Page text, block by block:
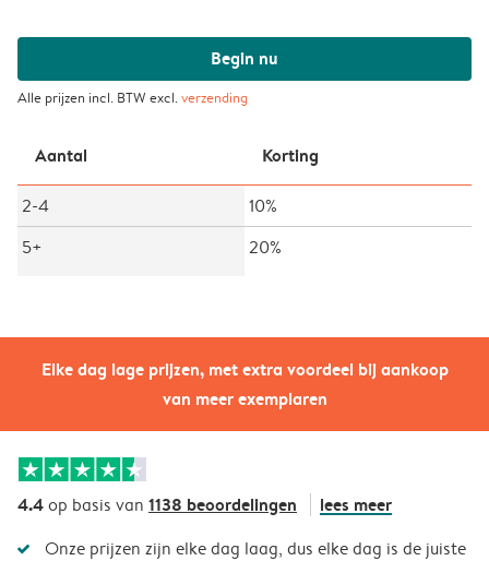
Elke dag lage prijzen, met extra voordeel bij aankoop
van meer exemplaren
Begin nu
Alle prijzen incl. BTW excl.verzending
Aantal Korting
2-4
10%
5+
20%
4.4op basis van 1138 beoordelingen lees meer
Onze prijzen zijn elke dag laag, dus elke dag is de juiste